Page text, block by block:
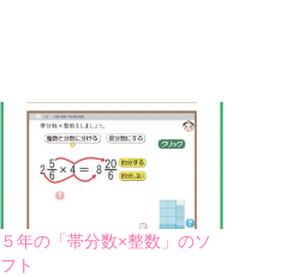
５年の「帯分数×整数」のソ
フト